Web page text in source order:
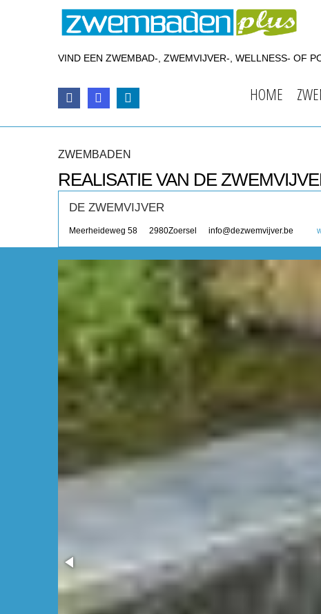
VIND EEN ZWEMBAD-, ZWEMVIJVER-, WELLNESS- OF
HOME
ZWEMBADEN
REALISATIE VAN DE
DE ZWEMVIJVER
Meerheideweg 58 2980Zoersel info@dezwemvijver.be